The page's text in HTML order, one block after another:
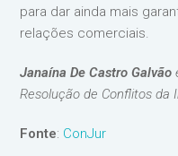
para dar ainda mais
relações comerciais.
Janaína De Castro Galvão
Resolução de Conflitos da
Fonte: ConJur